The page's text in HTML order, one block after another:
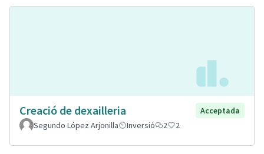
Creació de dexailleria
Acceptada
Segundo López Arjonilla
Inversió 2 2